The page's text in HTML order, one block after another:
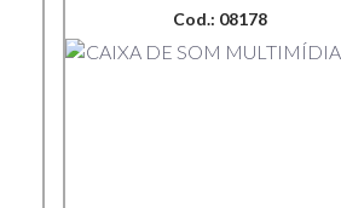
Cod.: 08178